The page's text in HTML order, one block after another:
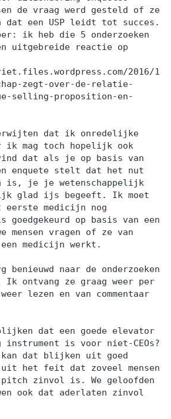
de vraag werd gesteld of ze
dat een USP leidt tot succes.
ik heb die 5 onderzoeken
uitgebreide reactie op
2016/1
zegt-over-de-relatie-
selling-proposition-en-
dat ik onredelijke
ik mag toch hopelijk ook
dat als je op basis van
enquete stelt dat het nut
is, je je wetenschappelijk
glad ijs begeeft. Ik moet
medicijn nog
goedgekeurd op basis van een
mensen vragen of ze van
medicijn werkt.
naar de onderzoeken
ontvang ze graag weer per
lezen en van commentaar
dat een goede elevator
is voor niet-CEOs?
dat blijken uit goed
het feit dat zoveel mensen
pitch zinvol is. We geloofden
ook dat aderlaten zinvol